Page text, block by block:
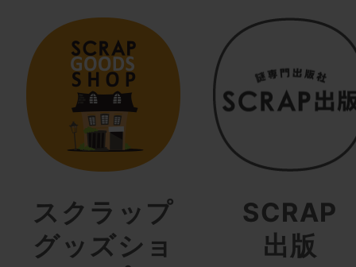
スクラップ
グッズショ
SCRAP
出版